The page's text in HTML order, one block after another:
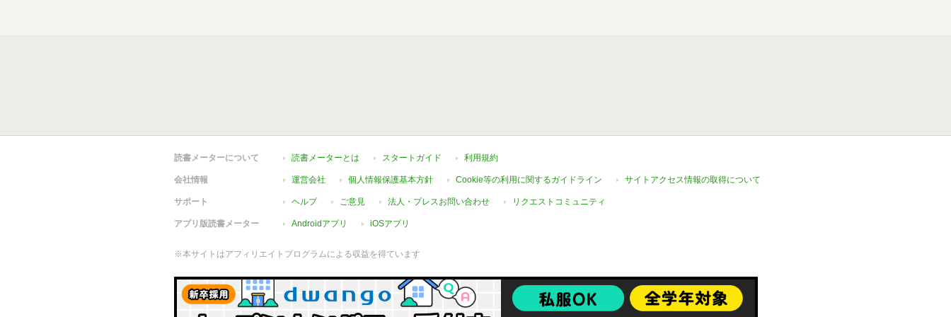
読書メーターについて 読書メーターとは スタートガイド 利用規約
会社情報 運営会社 個人情報保護基本方針 Cookie等の利用に関するガイドライン サイトアクセス情報の取得について
サポート ヘルプ ご意見 法人・プレスお問い合わせ リクエストコミュニティ
アプリ版読書メーター Androidアプリ iOSアプリ
※本サイトはアフィリエイトプログラムによる収益を得ています